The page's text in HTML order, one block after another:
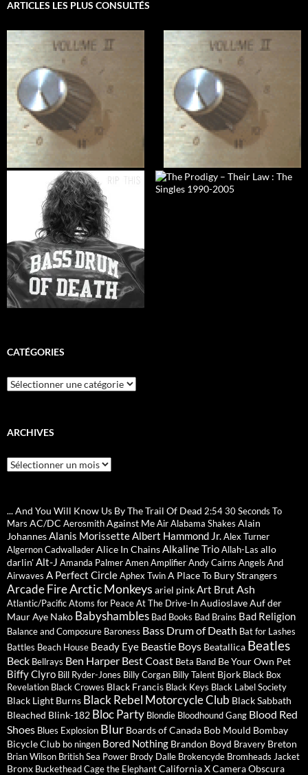
ARTICLES LES PLUS CONSULTÉS
CATÉGORIES
Catégories
ARCHIVES
Archives
... And You Will Know Us By The Trail Of Dead 2:5430 Seconds To
Mars AC/DC AerosmithAgainst MeAirAlabama Shakes Alain
JohannesAlanis MorissetteAlbert Hammond Jr.Alex Turner
Algernon CadwalladerAlice In ChainsAlkaline TrioAllah-Las allo
darlin'Alt-J Amanda PalmerAmenAmplifierAndy Cairns Angels And
Airwaves A Perfect CircleAphex TwinA Place To Bury Strangers
Arcade FireArctic Monkeys ariel pinkArt Brut Ash
Atlantic/PacificAtoms for PeaceAt The Drive-InAudioslaveAuf der
MaurAye Nako Babyshambles Bad Books Bad Brains Bad Religion
Balance and Composure Baroness Bass Drum of Death Bat for Lashes
Battles Beach House Beady Eye Beastie Boys Beatallica Beatles
Beck Bellrays Ben Harper Best Coast Beta Band Be Your Own Pet
Biffy Clyro Bill Ryder-Jones Billy Corgan Billy Talent Bjork Black Box
Revelation Black Crowes Black Francis Black Keys Black Label Society
Black Light Burns Black Rebel Motorcycle Club Black Sabbath
Bleached Blink-182 Bloc Party Blondie Bloodhound Gang Blood Red
Shoes Blues Explosion Blur Boards of Canada Bob Mould Bombay
Bicycle Club bo ningen Bored Nothing Brandon Boyd Bravery Breton
Brian Wilson British Sea Power Brody Dalle Brokencyde Bromheads Jacket
Bronx BucketheadCage the ElephantCalifornia XCamera Obscura